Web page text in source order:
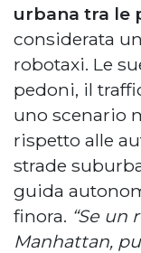
urbana tra le
considerata
robotaxi. Le
pedoni, il
uno scenario
rispetto alle
strade
guida
finora. “Se un
Manhattan,